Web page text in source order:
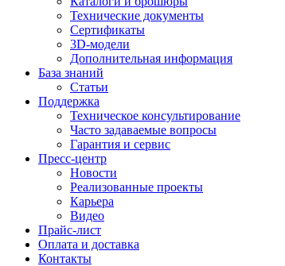
Технические документы
Сертификаты
3D-модели
Дополнительная информация
База знаний
Статьи
Поддержка
Техническое консультирование
Часто задаваемые вопросы
Гарантия и сервис
Пресс-центр
Новости
Реализованные проекты
Карьера
Видео
Прайс-лист
Оплата и доставка
Контакты